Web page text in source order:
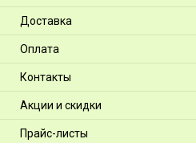
Доставка
Оплата
Контакты
Акции и скидки
Прайс-листы